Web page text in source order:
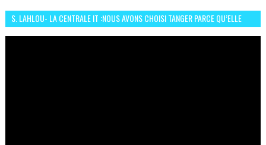
S. LAHLOU- LA CENTRALE IT :NOUS AVONS CHOISI TANGER PARCE QU’ELLE